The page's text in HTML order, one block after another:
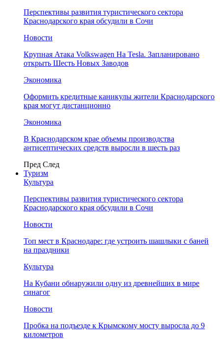
Перспективы развития туристического сектора
Краснодарского края обсудили в Сочи
Новости
Крупная Атака Volkswagen На Tesla. Запланировано
открыть Шесть Новых Заводов
Экономика
Оформить кредитные каникулы жители Краснодарского
края могут дистанционно
Экономика
В Краснодарском крае объемы производства
антисептических средств выросли в шесть раз
Пред След
Туризм
Культура
Перспективы развития туристического сектора
Краснодарского края обсудили в Сочи
Новости
Топ мест в Краснодаре: где устроить шашлыки с баней
на праздники
Культура
На Кубани обнаружили одну из древнейших в мире
синагог
Новости
Пробка на подъезде к Крымскому мосту выросла до 9
километров